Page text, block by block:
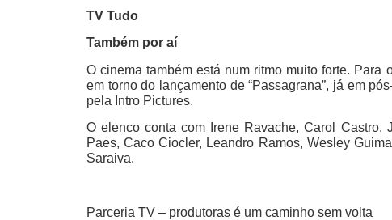
TV Tudo
Também por aí
O cinema também está num ritmo muito forte.
em torno do lançamento de “Passagrana”, já em
pela Intro Pictures.
O elenco conta com Irene Ravache, Carol Castro,
Paes, Caco Ciocler, Leandro Ramos, Wesley
Saraiva.
Parceria TV – produtoras é um caminho sem volta